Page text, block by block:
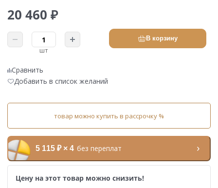
20 460 ₽
шт
В корзину
Сравнить
Добавить в список желаний
товар можно купить в рассрочку %
5 115 ₽ × 4 без переплат
Цену на этот товар можно снизить!